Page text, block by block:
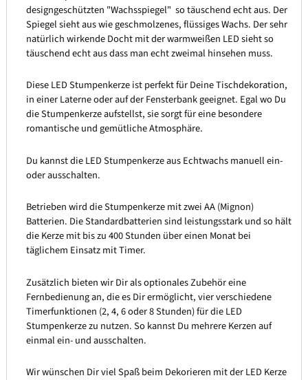
designgeschützten "Wachsspiegel" so täuschend echt aus. Der
Spiegel sieht aus wie geschmolzenes, flüssiges Wachs. Der sehr
natürlich wirkende Docht mit der warmweißen LED sieht so
täuschend echt aus dass man echt zweimal hinsehen muss.
Diese LED Stumpenkerze ist perfekt für Deine Tischdekoration,
in einer Laterne oder auf der Fensterbank geeignet. Egal wo Du
die Stumpenkerze aufstellst, sie sorgt für eine besondere
romantische und gemütliche Atmosphäre.
Du kannst die LED Stumpenkerze aus Echtwachs manuell ein-
oder ausschalten.
Betrieben wird die Stumpenkerze mit zwei AA (Mignon)
Batterien. Die Standardbatterien sind leistungsstark und so hält
die Kerze mit bis zu 400 Stunden über einen Monat bei
täglichem Einsatz mit Timer.
Zusätzlich bieten wir Dir als optionales Zubehör eine
Fernbedienung an, die es Dir ermöglicht, vier verschiedene
Timerfunktionen (2, 4, 6 oder 8 Stunden) für die LED
Stumpenkerze zu nutzen. So kannst Du mehrere Kerzen auf
einmal ein- und ausschalten.
Wir wünschen Dir viel Spaß beim Dekorieren mit der LED Kerze